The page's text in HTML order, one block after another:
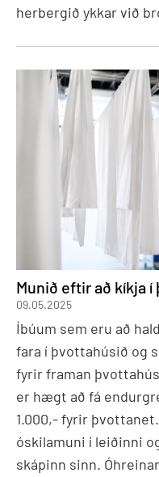
herbergið ykkar við
Munið eftir að kíkja
09.05.2025
Íbúum sem eru að
fara í þvottahúsið og
fyrir framan
er hægt að fá
1.000,- fyrir
óskilamuni í leiðinni
skápinn sinn.